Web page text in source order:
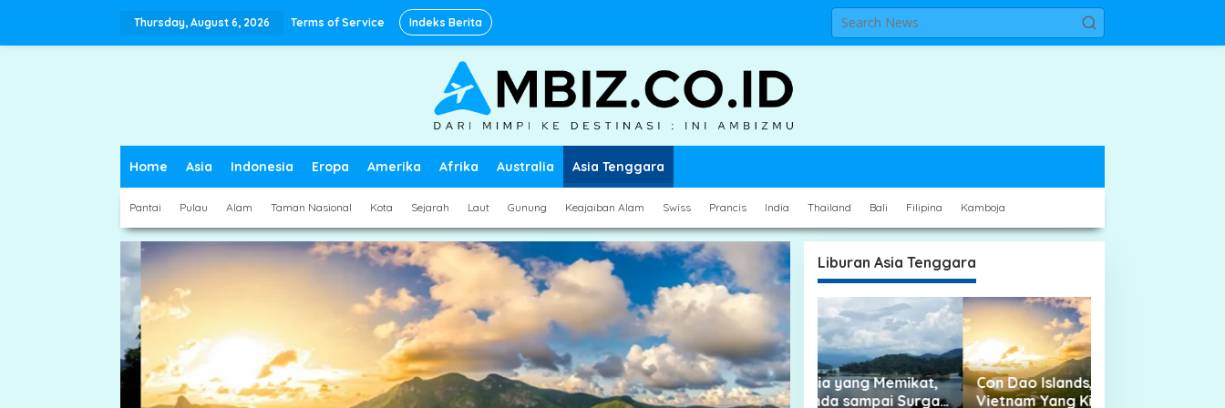
Thursday, August 6, 2026 Terms of Service Indeks Berita
Home Asia Indonesia Eropa Amerika Afrika Australia Asia Tenggara
Pantai Pulau Alam Taman Nasional Kota Sejarah Laut Gunung Keajaiban Alam Swiss Prancis India Thailand Bali Filipina Kamboja
Liburan Asia Tenggara
Danau di Malaysia yang Memikat,
Dari Tasik Legenda sampai Surga
Con Dao Islands, Hidden Gem
Vietnam Yang Kian Dilirik Traveler